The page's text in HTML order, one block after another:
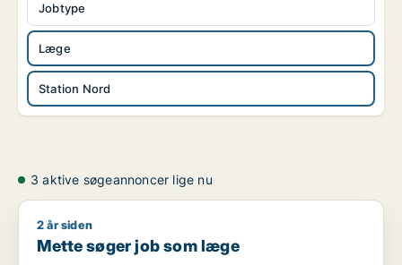
Læge
Station Nord
Jobtype
3 aktive søgeannoncer lige nu
Mette søger job som læge
2 år siden
Mette søger job som læge